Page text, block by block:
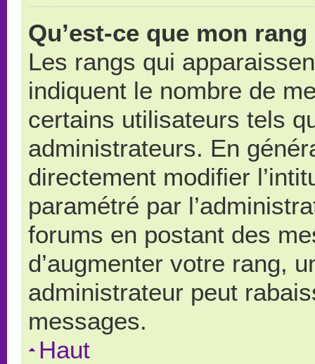
Qu’est-ce que mon
Les rangs qui
indiquent le nombre de
certains utilisateurs tels
administrateurs. En
directement modifier
paramétré par
forums en postant des
d’augmenter votre rang,
administrateur peut
messages.
Haut